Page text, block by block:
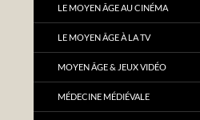
LE MOYEN ÂGE AU CINÉMA
LE MOYEN ÂGE À LA TV
MOYEN ÂGE & JEUX VIDÉO
MÉDECINE MÉDIÉVALE